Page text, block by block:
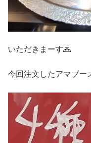
いただきまーす🙏
今回注文したアマブー